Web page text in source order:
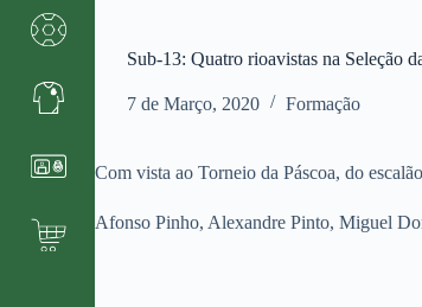
Sub-13: Quatro rioavistas na Seleção
7 de Março, 2020 Formação
Com vista ao Torneio da Páscoa, do
Afonso Pinho, Alexandre Pinto, Miguel